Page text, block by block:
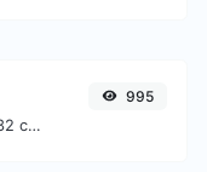
Generate an MD5 hash of 32 characters length for any string input.
995